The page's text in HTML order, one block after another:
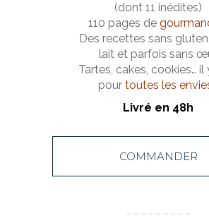
(dont 11 inédites)
110 pages de
Des recettes sans
lait et parfois sans
Tartes, cakes, cookies… il
pour toutes les
Livré en 48h
COMMANDER